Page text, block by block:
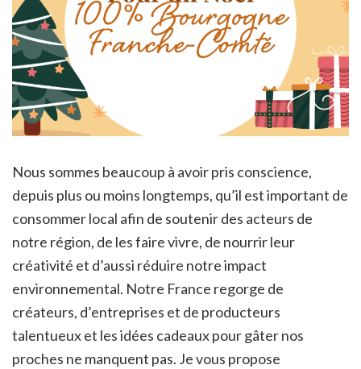
Nous sommes beaucoup à avoir pris conscience,
depuis plus ou moins longtemps, qu’il est important de
consommer local afin de soutenir des acteurs de
notre région, de les faire vivre, de nourrir leur
créativité et d’aussi réduire notre impact
environnemental. Notre France regorge de
créateurs, d’entreprises et de producteurs
talentueux et les idées cadeaux pour gâter nos
proches ne manquent pas. Je vous propose